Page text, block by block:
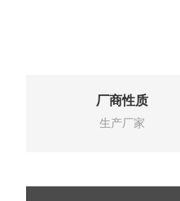
厂商性质
生产厂家